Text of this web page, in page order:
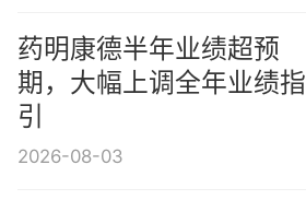
药明康德半年业绩超预
期，大幅上调全年业绩指
引
2026-08-03